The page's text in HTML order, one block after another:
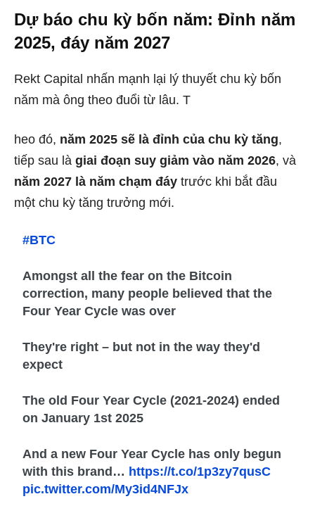
Dự báo chu kỳ bốn năm: Đỉnh năm
2025, đáy năm 2027
Rekt Capital nhấn mạnh lại lý thuyết chu kỳ bốn
năm mà ông theo đuổi từ lâu. T
heo đó, năm 2025 sẽ là đỉnh của chu kỳ tăng,
tiếp sau là giai đoạn suy giảm vào năm 2026, và
năm 2027 là năm chạm đáy trước khi bắt đầu
một chu kỳ tăng trưởng mới.
#BTC
Amongst all the fear on the Bitcoin
correction, many people believed that the
Four Year Cycle was over
They're right – but not in the way they'd
expect
The old Four Year Cycle (2021-2024) ended
on January 1st 2025
And a new Four Year Cycle has only begun
with this brand… https://t.co/1p3zy7qusC
pic.twitter.com/My3id4NFJx